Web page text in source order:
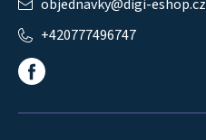
objednavky@digi-eshop.cz
+420777496747